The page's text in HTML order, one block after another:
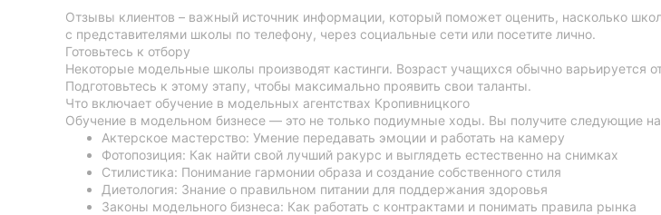
Отзывы клиентов – важный источник информации, который поможет оценить, насколько
с представителями школы по телефону, через социальные сети или посетите лично.
Готовьтесь к отбору
Некоторые модельные школы производят кастинги. Возраст учащихся обычно варьируется
Подготовьтесь к этому этапу, чтобы максимально проявить свои таланты.
Что включает обучение в модельных агентствах Кропивницкого
Обучение в модельном бизнесе — это не только подиумные ходы. Вы получите следующие
Актерское мастерство: Умение передавать эмоции и работать на камеру
Фотопозиция: Как найти свой лучший ракурс и выглядеть естественно на снимках
Стилистика: Понимание гармонии образа и создание собственного стиля
Диетология: Знание о правильном питании для поддержания здоровья
Законы модельного бизнеса: Как работать с контрактами и понимать правила рынка